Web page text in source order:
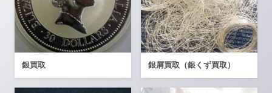
銀買取 銀屑買取（銀くず買取）